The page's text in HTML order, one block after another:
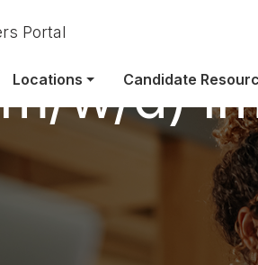
Portal
Locations Candidate
w/d)